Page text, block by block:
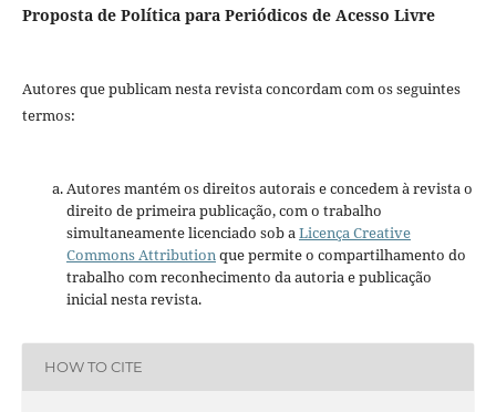
Proposta de Política para Periódicos de Acesso Livre
Autores que publicam nesta revista concordam com os seguintes
termos:
Autores mantém os direitos autorais e concedem à revista o
direito de primeira publicação, com o trabalho
simultaneamente licenciado sob a Licença Creative
Commons Attribution que permite o compartilhamento do
trabalho com reconhecimento da autoria e publicação
inicial nesta revista.
HOW TO CITE